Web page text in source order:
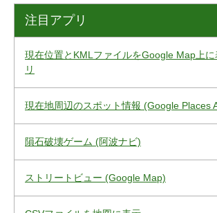
注目アプリ
現在位置とKMLファイルをGoogle Map上
リ
現在地周辺のスポット情報 (Google Places
隕石破壊ゲーム (阿波ナビ)
ストリートビュー (Google Map)